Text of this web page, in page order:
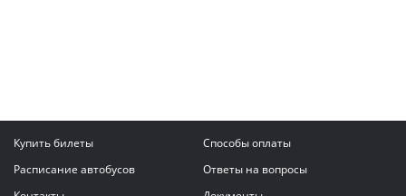
Купить билеты
Способы оплаты
Расписание автобусов
Ответы на вопросы